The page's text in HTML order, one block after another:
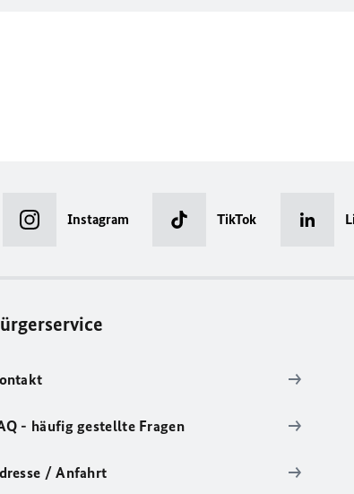
Instagram TikTok
- häufig gestellte Fragen
/ Anfahrt